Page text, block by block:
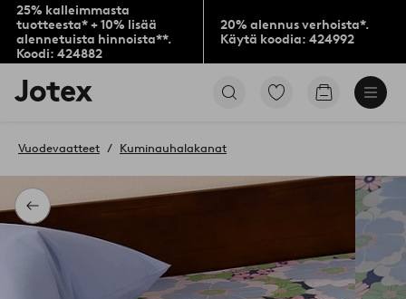
25% kalleimmasta
tuotteesta* + 10% lisää
alennetuista hinnoista**.
Koodi: 424882
20% alennus verhoista*.
Käytä koodia: 424992
Jotex-
logo
aloitussivulle
Siirry
Siirry
Takaisin
Vuodevaatteet Kuminauhalakanat